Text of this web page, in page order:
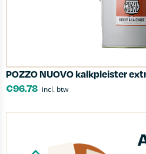
POZZO NUOVO kalkpleister
€96.78 incl. btw